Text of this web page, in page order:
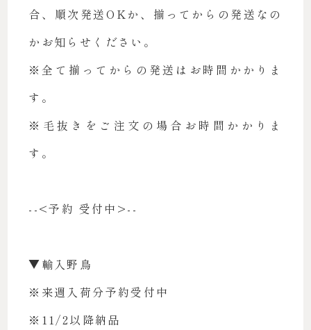
合、順次発送OKか、揃ってからの発送なの
かお知らせください。
※全て揃ってからの発送はお時間かかりま
す。
※毛抜きをご注文の場合お時間かかりま
す。
--<予約 受付中>--
▼輸入野鳥
※来週入荷分予約受付中
※11/2以降納品